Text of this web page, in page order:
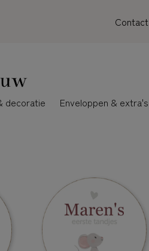
Contact
decoratie Enveloppen & extra's